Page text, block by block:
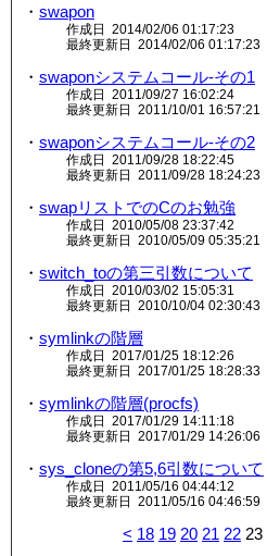
・ swapon
作成日 2014/02/06 01:17:23
最終更新日 2014/02/06 01:17:23
・ swaponシステムコール-その1
作成日 2011/09/27 16:02:24
最終更新日 2011/10/01 16:57:21
・ swaponシステムコール-その2
作成日 2011/09/28 18:22:45
最終更新日 2011/09/28 18:24:23
・ swapリストでのCのお勉強
作成日 2010/05/08 23:37:42
最終更新日 2010/05/09 05:35:21
・ switch_toの第三引数について
作成日 2010/03/02 15:05:31
最終更新日 2010/10/04 02:30:43
・ symlinkの階層
作成日 2017/01/25 18:12:26
最終更新日 2017/01/25 18:28:33
・ symlinkの階層(procfs)
作成日 2017/01/29 14:11:18
最終更新日 2017/01/29 14:26:06
・ sys_cloneの第5,6引数について
作成日 2011/05/16 04:44:12
最終更新日 2011/05/16 04:46:59
< 18 19 20 21 22 23